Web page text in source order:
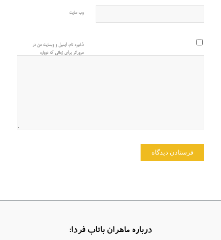
وب‌ سایت
ذخیره نام، ایمیل و وبسایت من در
مرورگر برای زمانی که دوباره
درباره ماهران باتاب فردا: